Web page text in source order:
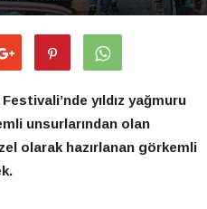
yıldız yağmuru
unsurlarından olan
olarak hazırlanan görkemli